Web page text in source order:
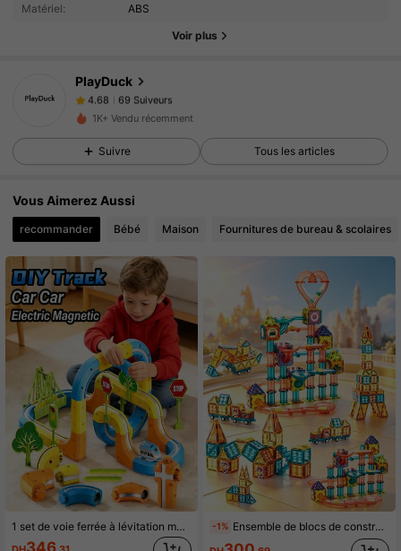
Matériel: ABS
Voir plus
PlayDuck
4.68
69 Suiveurs
h***aa suiviIl y a 1 jour
4.68
69 Suiveurs
4.68 69 Suiveurs
4.68 69 Suiveurs
4.68 69 Suiveurs
4.68 69 Suiveurs
1K+ Vendu récemment
Suivre Tous les articles
Vous Aimerez Aussi
recommander Bébé Maison Fournitures de bureau & scolaires
1 set de voie ferrée à lévitation magnétique haute vitesse, blocs de construction magnétiques 3D DIY, jouet éducatif, interaction parent-enfant, cadeau de fête
346
-1% Ensemble de blocs de construction de tuiles magnétiques, jouet pour enfants, piste de puzzle magnétique, jeu éducatif d'assemblage interactif, cadeau d'anniversaire, certains accessoires sélectionnés au hasard, ne peuvent pas être spécifiés